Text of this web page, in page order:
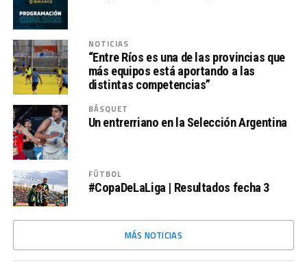
NOTICIAS
“Entre Ríos es una de las provincias que
más equipos está aportando a las
distintas competencias”
BÁSQUET
Un entrerriano en la Selección Argentina
FÚTBOL
#CopaDeLaLiga | Resultados fecha 3
MÁS NOTICIAS